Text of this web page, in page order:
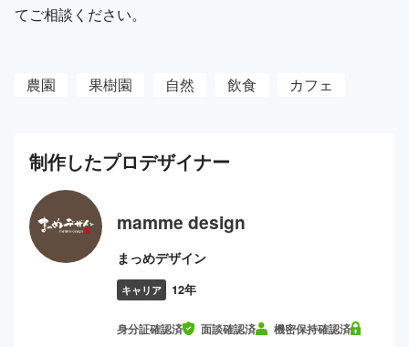
てご相談ください。
農園 果樹園 自然 飲食 カフェ
制作したプロデザイナー
mamme design
まっめデザイン
キャリア 12年
身分証確認済 面談確認済 機密保持確認済